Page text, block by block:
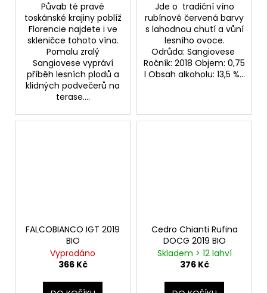
Půvab té pravé
toskánské krajiny poblíž
Florencie najdete i ve
skleničce tohoto vína.
Pomalu zralý
Sangiovese vypráví
příběh lesních plodů a
klidných podvečerů na
terase....
Jde o tradiční víno
rubínově červená barvy
s lahodnou chutí a vůní
lesního ovoce.
Odrůda: Sangiovese
Ročník: 2018 Objem: 0,75
l Obsah alkoholu: 13,5 %...
FALCOBIANCO IGT 2019
BIO
Vyprodáno
366 Kč
Cedro Chianti Rufina
DOCG 2019 BIO
Skladem > 12 lahví
376 Kč